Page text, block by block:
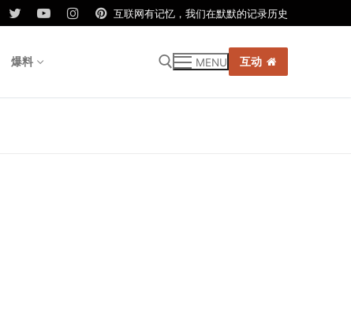
互联网有记忆，我们在默默的记录历史
爆料 MENU 互动